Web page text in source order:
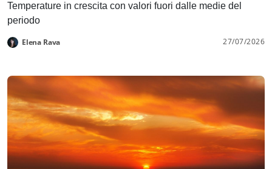
Temperature in crescita con valori fuori dalle medie del
periodo
Elena Rava 27/07/2026